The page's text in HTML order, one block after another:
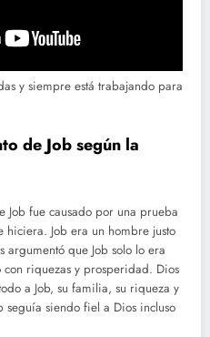
y siempre está trabajando para
de Job según la
fue causado por una prueba
hiciera. Job era un hombre justo
argumentó que Job solo lo era
riquezas y prosperidad. Dios
a Job, su familia, su riqueza y
seguía siendo fiel a Dios incluso